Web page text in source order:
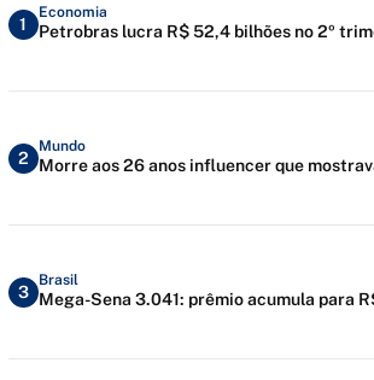
1
Economia
Petrobras lucra R$ 52,4 bilhões no 2º
2
Mundo
Morre aos 26 anos influencer que
3
Brasil
Mega-Sena 3.041: prêmio acumula para